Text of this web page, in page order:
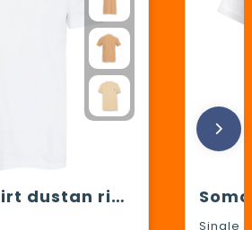
Cotton t-shirt dustan river